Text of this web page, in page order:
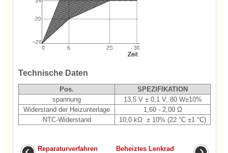
Technische Daten
Pos.
SPEZIFIKATION
spannung
13,5 V ± 0,1 V, 80 W±10%
Widerstand der Heizunterlage
1,60 - 2,00 Ω
NTC-Widerstand
10,0 kΩ ± 10% (22 °C ±1 °C)
Reparaturverfahren
Beheiztes Lenkrad